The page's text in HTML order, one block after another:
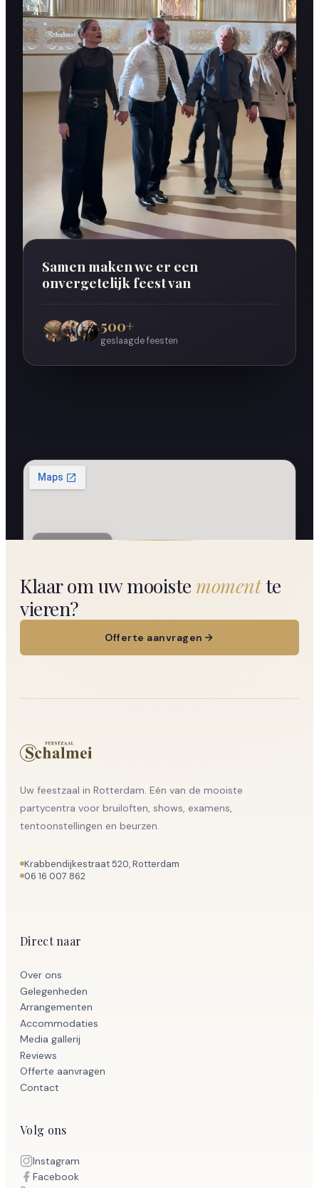
Onvergetelijke bruiloften
Samen maken we er een
onvergetelijk feest van
500+
geslaagde feesten
Klaar om uw mooiste momentte
vieren?
Offerte aanvragen
Uw feestzaal in Rotterdam. Eén van de mooiste
partycentra voor bruiloften, shows, examens,
tentoonstellingen en beurzen.
Krabbendijkestraat 520, Rotterdam
06 16 007 862
Direct naar
Over ons
Gelegenheden
Arrangementen
Accommodaties
Media gallerij
Reviews
Offerte aanvragen
Contact
Volg ons
Instagram
Facebook